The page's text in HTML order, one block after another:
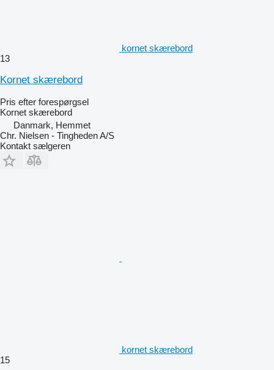
kornet skærebord
13
Kornet skærebord
Pris efter forespørgsel
Kornet skærebord
Danmark, Hemmet
Chr. Nielsen - Tingheden A/S
Kontakt sælgeren
kornet skærebord
15